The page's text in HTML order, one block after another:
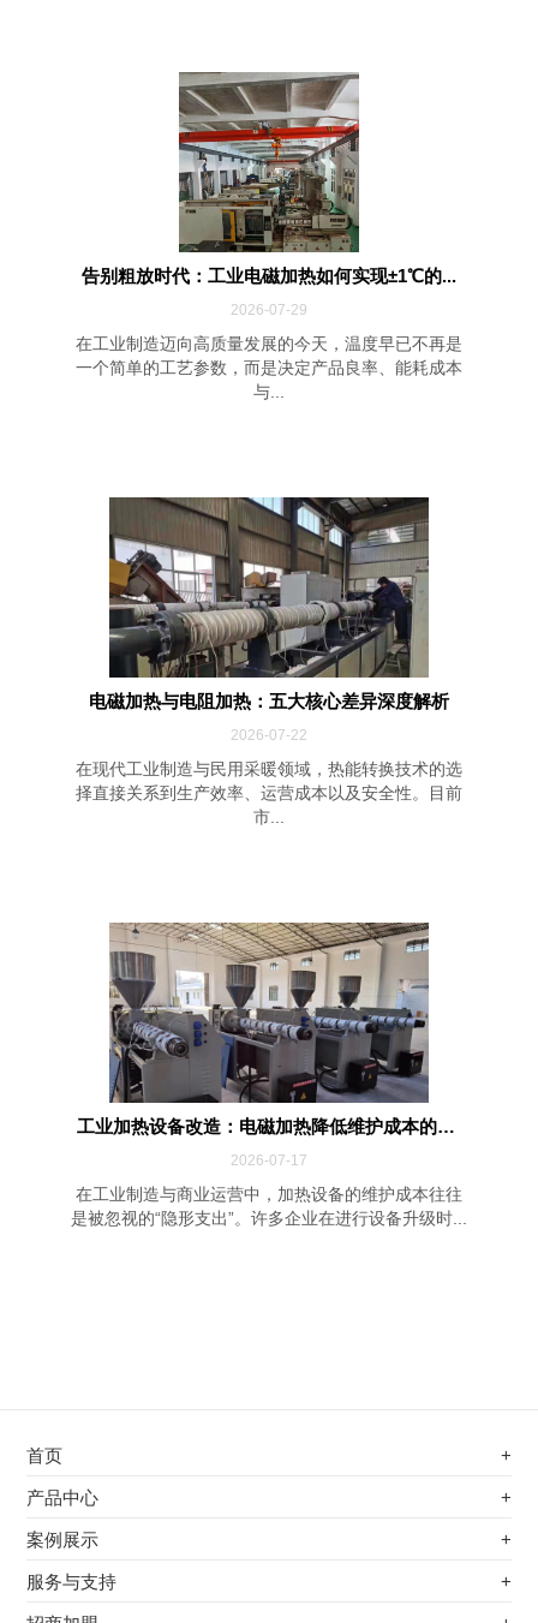
告别粗放时代：工业电磁加热如何实现±1℃的...
2026-07-29
在工业制造迈向高质量发展的今天，温度早已不再是
一个简单的工艺参数，而是决定产品良率、能耗成本
与...
电磁加热与电阻加热：五大核心差异深度解析
2026-07-22
在现代工业制造与民用采暖领域，热能转换技术的选
择直接关系到生产效率、运营成本以及安全性。目前
市...
工业加热设备改造：电磁加热降低维护成本的四...
2026-07-17
在工业制造与商业运营中，加热设备的维护成本往往
是被忽视的“隐形支出”。许多企业在进行设备升级时...
首页 +
不锈钢专用电磁加热器
电磁蒸汽发生器
产品中心 +
不锈钢专用电磁加热器
电磁蒸汽发生器
案例展示 +
最新案例
其他应用
服务与支持 +